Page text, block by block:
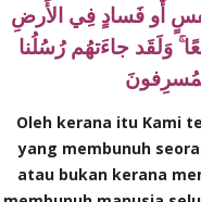
أَو فَسادٍ فِي الأَرضِ
وَلَقَد جاءَتهُم رُسُلُنا
Oleh kerana itu Kami
yang membunuh
atau bukan kerana